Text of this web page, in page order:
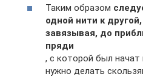
Таким образом
одной нити к
завязывая, до
пряди
, с которой был
нужно делать